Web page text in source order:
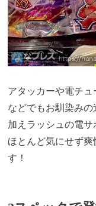
アタッカーや電チュ
などでもお馴染み
加えラッシュの電
ほとんど気にせず
す！